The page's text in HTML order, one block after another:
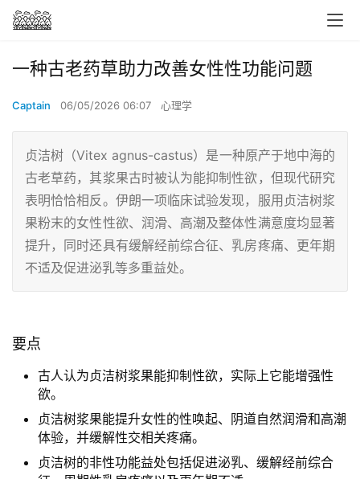
一种古老药草助力改善女性性功能问题
Captain 06/05/2026 06:07 心理学
贞洁树（Vitex agnus-castus）是一种原产于地中海的
古老草药，其浆果古时被认为能抑制性欲，但现代研究
表明恰恰相反。伊朗一项临床试验发现，服用贞洁树浆
果粉末的女性性欲、润滑、高潮及整体性满意度均显著
提升，同时还具有缓解经前综合征、乳房疼痛、更年期
不适及促进泌乳等多重益处。
要点
古人认为贞洁树浆果能抑制性欲，实际上它能增强性
欲。
贞洁树浆果能提升女性的性唤起、阴道自然润滑和高潮
体验，并缓解性交相关疼痛。
贞洁树的非性功能益处包括促进泌乳、缓解经前综合